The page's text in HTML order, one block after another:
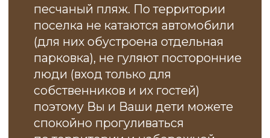
Проснувшись утром
в Пляжном, не нужно
уезжать
Чтобы погулять по набережной,
искупаться в Волге или бассейне,
позаниматься спортом, поиграть
в волейбол, попить кофе на берегу,
здесь всё это можно сделать,
не выходя из посёлка. Можно
причалить к пристани посёлка
на лодке и через пару минут быть